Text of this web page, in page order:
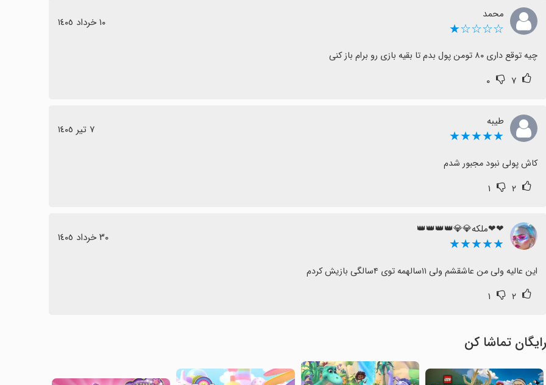
محمد
☆☆☆☆★ ١٠ خرداد ١٤٠٥
چیه توقع داری ۸۰ تومن پول بدم تا بقیه بازی رو برام باز کنی
۷ ۰
طیبه
★★★★★ ٧ تیر ١٤٠٥
کاش پولی نبود مجبور شدم
۲ ۱
❤❤ملکه💎💎👑👑👑👑
★★★★★ ٣٠ خرداد ١٤٠٥
این عالیه ولی من عاشقشم ولی ۱۱سالهمه توی ۴سالگی بازیش کردم
۲ ۱
رایگان تماشا کن